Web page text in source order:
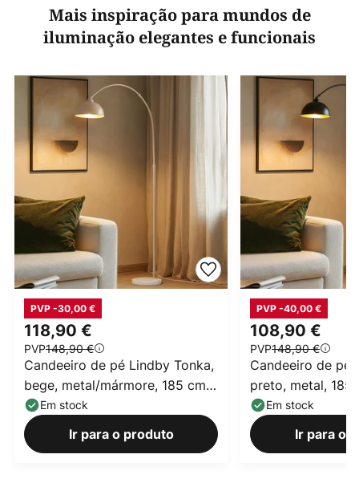
Mais inspiração para mundos de
iluminação elegantes e funcionais
118,90 €
PVP148,90 €
PVP -30,00 €
Candeeiro de pé Lindby Tonka,
bege, metal/mármore, 185 cm,
E27Em stock
Ir para o produto
108,90 €
PVP148,90 €
PVP -40,00 €
Candeeiro de pé
preto, metal, 185
Em stock
Ir para o